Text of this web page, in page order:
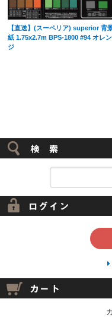
【直送】(スーペリア) superior 背
紙 1.75x2.7m BPS-1800 #94 オレン
ジ